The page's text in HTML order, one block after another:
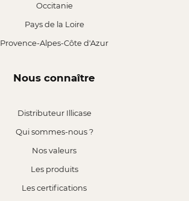
Occitanie
Pays de la Loire
Provence-Alpes-Côte d'Azur
Nous connaître
Distributeur Illicase
Qui sommes-nous ?
Nos valeurs
Les produits
Les certifications